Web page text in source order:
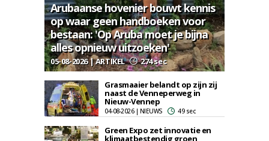
Arubaanse hovenier bouwt kennis
op waar geen handboeken voor
bestaan: 'Op Aruba moet je bijna
alles opnieuw uitzoeken'
05-08-2026 | ARTIKEL 274 sec
Grasmaaier belandt op zijn zij
naast de Venneperweg in
Nieuw-Vennep
04-08-2026 | NIEUWS 49 sec
Green Expo zet innovatie en
klimaatbestendig groen